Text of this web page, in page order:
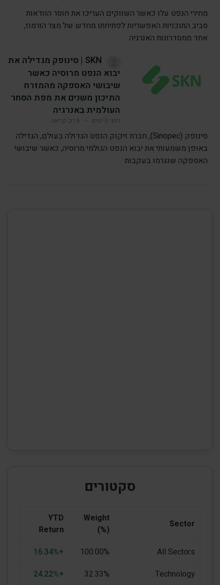
מחירי הנפט עלו כאשר השווקים העריכו את חוסר הוודאות
סביב התוכניות האפשריות לפתיחתו מחדש של מצר הורמוז,
אחד ממסדרונות האנרגיה
SKN | סינופק מגדילה את
יבוא הנפט מרוסיה כאשר
שיבושי האספקה מהמזרח
התיכון משנים את מפת הסחר
העולמית באנרגיה
לפני 3 ימים • 6 דק’ קריאה
סינופק (Sinopec), חברת זיקוק הנפט הגדולה בעולם, הגדילה
באופן משמעותי את יבוא הנפט הגולמי מרוסיה, כאשר שיבושי
האספקה שנגרמו בעקבות
סקטורים
Sector
Weight
(%)
YTD
Return
All Sectors
100.00%
+16.34%
Technology
32.33%
+24.22%